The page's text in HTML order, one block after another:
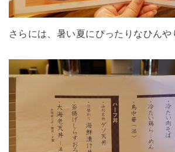
さらには、暑い夏にぴったりなひんや